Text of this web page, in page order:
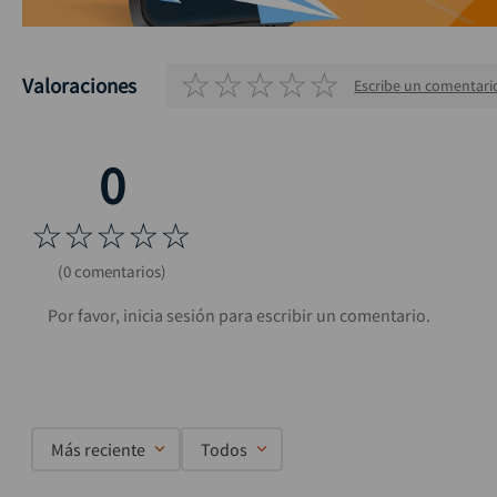
Valoraciones ☆☆☆☆☆ Escribe un
☆☆☆☆☆
(0 comentarios)
Más reciente Todos